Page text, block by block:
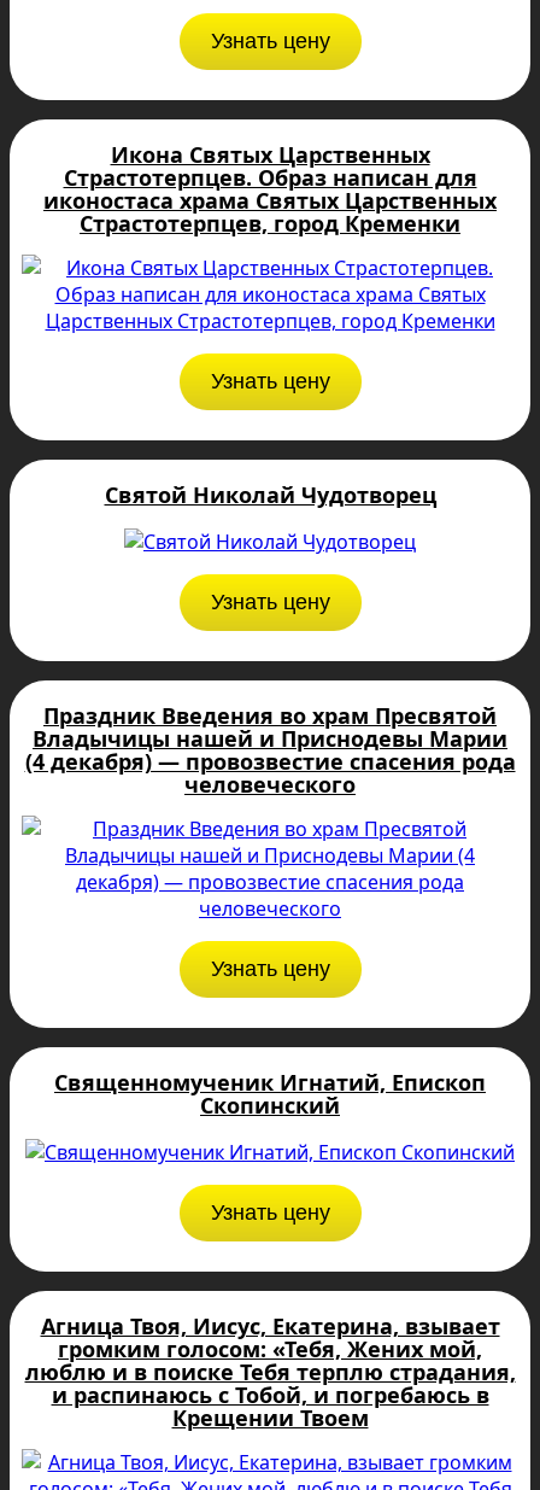
Узнать цену
Икона Святых Царственных
Страстотерпцев. Образ написан для
иконостаса храма Святых Царственных
Страстотерпцев, город Кременки
Узнать цену
Святой Николай Чудотворец
Узнать цену
Праздник Введения во храм Пресвятой
Владычицы нашей и Приснодевы Марии
(4 декабря) — провозвестие спасения рода
человеческого
Узнать цену
Священномученик Игнатий, Епископ
Скопинский
Узнать цену
Агница Твоя, Иисус, Екатеpина, взывает
громким голосом: «Тебя, Жених мой,
люблю и в поиске Тебя терплю страдания,
и распинаюсь с Тобой, и погребаюсь в
Крещении Твоем